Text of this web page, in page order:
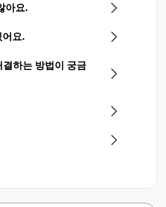
아요.
요.
하는 방법이 궁금